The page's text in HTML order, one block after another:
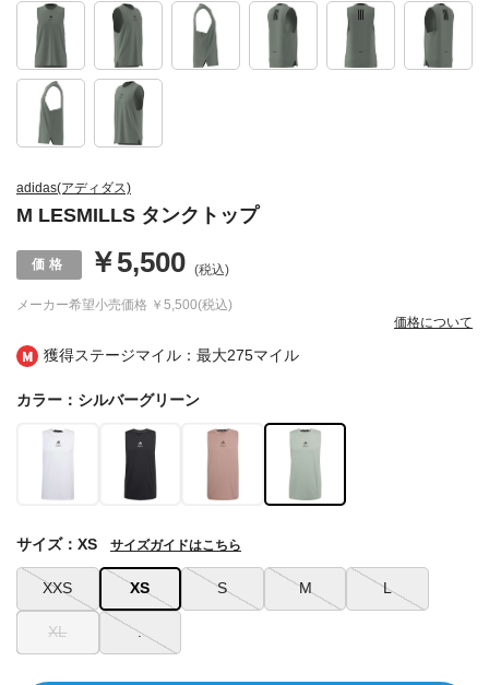
獲得ステージマイル：最大275マイル
adidas(アディダス)
M LESMILLS タンクトップ
メーカー希望小売価格 ￥5,500(税込)
￥5,500 (税込)
価格について
カラー：シルバーグリーン
XXS XS S M L
XL .
サイズ：XS サイズガイドはこちら